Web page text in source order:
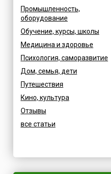
Промышленность,
оборудование
Обучение, курсы, школы
Медицина и здоровье
Психология, саморазвитие
Дом, семья, дети
Путешествия
Кино, культура
Отзывы
все статьи